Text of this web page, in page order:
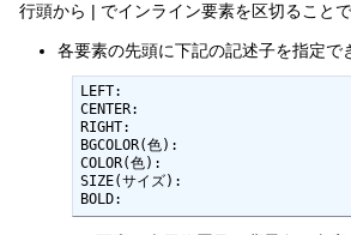
行頭から | でインライン要素を区切ること
各要素の先頭に下記の記述子を指定で
LEFT:
CENTER:
RIGHT:
BGCOLOR(色):
COLOR(色):
SIZE(サイズ):
BOLD: